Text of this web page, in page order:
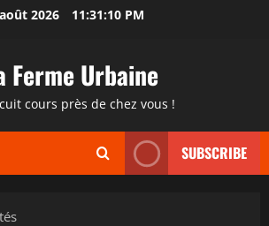
2026 11:31:10 PM
Ferme Urbaine
cours près de chez vous !
SUBSCRIBE